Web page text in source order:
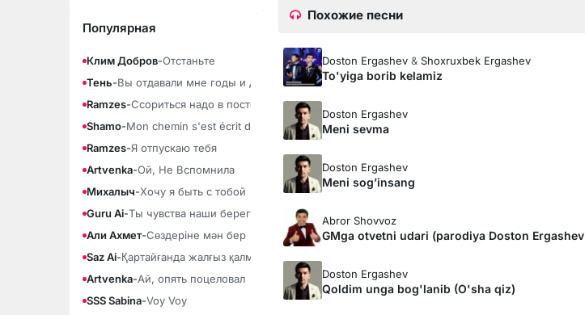
Популярная
Клим Добров-Отстаньте
Тень-Вы отдавали мне годы и душу
Ramzes-Ссориться надо в постели
Shamo-Mon chemin s'est écrit dans la fumée
Ramzes-Я отпускаю тебя
Artvenka-Ой, Не Вспомнила
Михалыч-Хочу я быть с тобой
Guru Ai-Ты чувства наши береги
Али Ахмет-Сөздеріне мән бер
Saz Ai-Қартайғанда жалғыз қалма
Artvenka-Ай, опять поцеловал
SSS Sabina-Voy Voy
Похожие песни
Doston Ergashev & Shoxruxbek Ergashev
To'yiga borib kelamiz
Doston Ergashev
Meni sevma
Doston Ergashev
Meni sog’insang
Abror Shovvoz
GMga otvetni udari (parodiya Doston Ergashev
Doston Ergashev
Qoldim unga bog'lanib (O'sha qiz)